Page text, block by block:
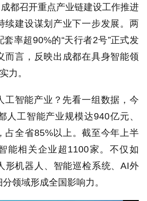
都召开重点产业链建设工作推进
续建设谋划产业下一步发展。两
套率超90%的“天行者2号”正式发
而言，反映出成都在具身智能领
力。
工智能产业？先看一组数据，今
工智能产业规模达940亿元、
占全省85%以上。截至今年上半
能相关企业超1100家。不仅如
形机器人、智能巡检系统、AI外
领域形成全国影响力。